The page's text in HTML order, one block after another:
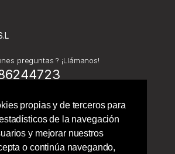
propias y de terceros para
de la navegación
y mejorar nuestros
o continúa navegando,
preguntas ? ¡Llámanos!
41,